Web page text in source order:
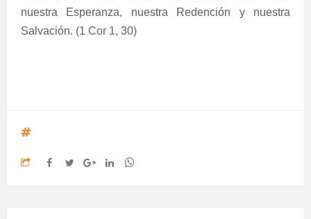
nuestra Esperanza, nuestra Redención y nuestra
Salvación. (1 Cor 1, 30)